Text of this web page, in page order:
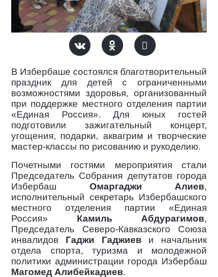
В Избербаше состоялся благотворительный
праздник для детей с ограниченными
возможностями здоровья, организованный
при поддержке местного отделения партии
«Единая Россия». Для юных гостей
подготовили зажигательный концерт,
угощения, подарки, аквагрим и творческие
мастер-классы по рисованию и рукоделию.
Почетными гостями мероприятия стали
Председатель Собрания депутатов города
Избербаш Омаргаджи Алиев,
исполнительный секретарь Избербашского
местного отделения партии «Единая
Россия» Камиль Абдурагимов,
Председатель Северо-Кавказского Союза
инвалидов Гаджи Гаджиев и начальник
отдела спорта, туризма и молодежной
политики администрации города Избербаш
Магомед Алибейкадиев.